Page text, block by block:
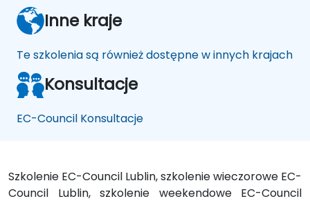
Inne kraje
Te szkolenia są również dostępne w innych krajach
Konsultacje
EC-Council Konsultacje
Szkolenie EC-Council Lublin, szkolenie wieczorowe EC-
Council Lublin, szkolenie weekendowe EC-Council